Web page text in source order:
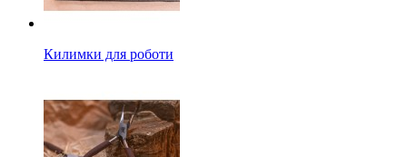
Килимки для роботи